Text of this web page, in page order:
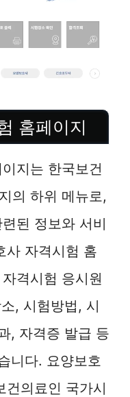
홈페이지
지는 한국보건
의 하위 메뉴로,
된 정보와 서비
사 자격시험 홈
격시험 응시원
, 시험방법, 시
, 자격증 발급 등
니다. 요양보호
건의료인 국가시